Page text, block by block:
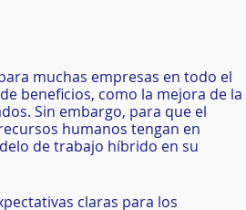
muchas empresas en todo el
beneficios, como la mejora de la
Sin embargo, para que el
humanos tengan en
de trabajo híbrido en su
claras para los